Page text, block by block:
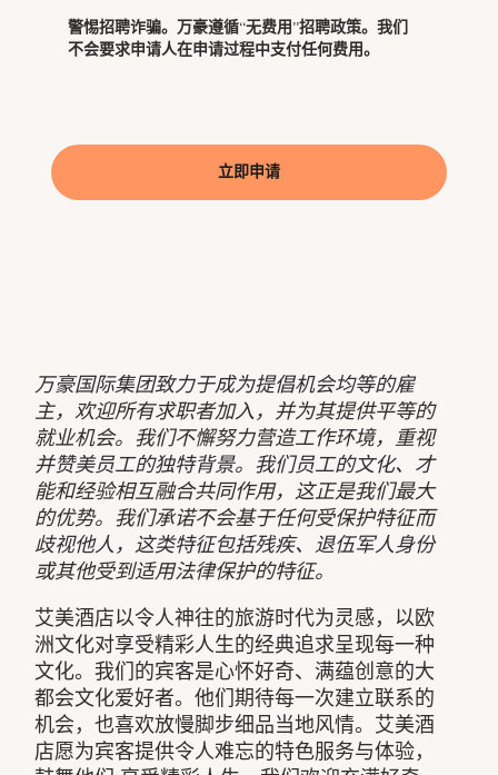
万豪国际集团致力于成为提倡机会均等的雇
主，欢迎所有求职者加入，并为其提供平等的
就业机会。我们不懈努力营造工作环境，重视
并赞美员工的独特背景。我们员工的文化、才
能和经验相互融合共同作用，这正是我们最大
的优势。我们承诺不会基于任何受保护特征而
歧视他人，这类特征包括残疾、退伍军人身份
或其他受到适用法律保护的特征。
艾美酒店以令人神往的旅游时代为灵感，以欧
洲文化对享受精彩人生的经典追求呈现每一种
文化。我们的宾客是心怀好奇、满蕴创意的大
都会文化爱好者。他们期待每一次建立联系的
机会，也喜欢放慢脚步细品当地风情。艾美酒
店愿为宾客提供令人难忘的特色服务与体验，
警惕招聘诈骗。万豪遵循“无费用”招聘政策。我们
不会要求申请人在申请过程中支付任何费用。
立即申请